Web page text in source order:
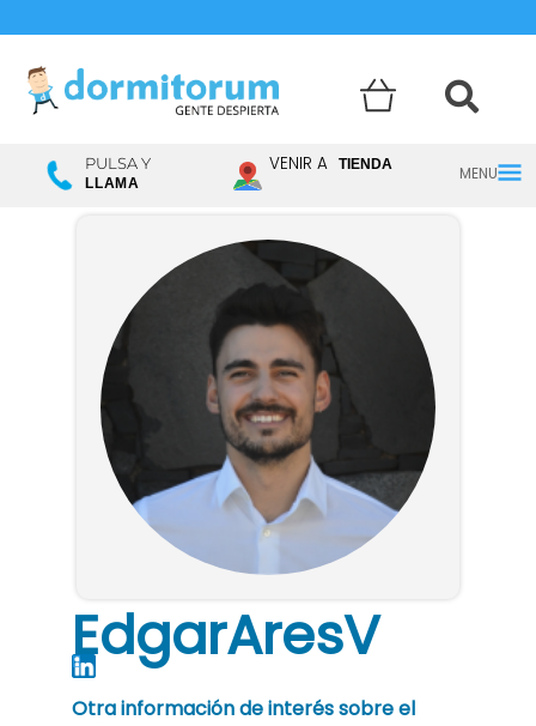
Menú
PULSA Y
LLAMA
VENIR A TIENDA
EdgarAresV
Otra información de interés sobre el